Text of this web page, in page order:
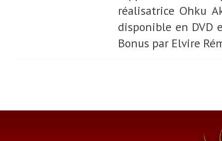
réalisatrice Ohku
disponible en DVD
Bonus par Elvire